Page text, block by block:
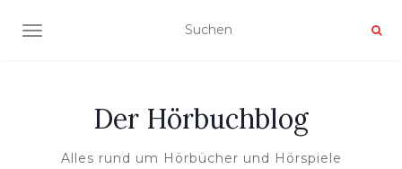
NAVIGATION UMSCHALTEN
Der Hörbuchblog
Alles rund um Hörbücher und Hörspiele